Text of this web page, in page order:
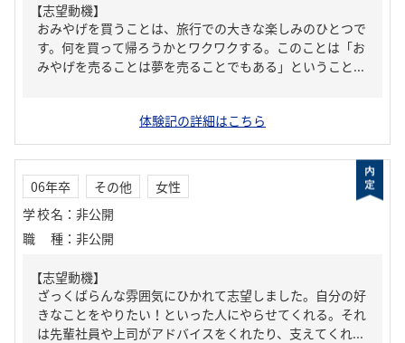
【志望動機】
おみやげを買うことは、旅行での大きな楽しみのひとつで
す。何を買って帰ろうかとワクワクする。このことは「お
みやげを売ることは夢を売ることでもある」ということ...
体験記の詳細はこちら
06年卒 その他
女性
学校名 ： 非公開
職種 ： 非公開
【志望動機】
ざっくばらんな雰囲気にひかれて志望しました。自分の好
きなことをやりたい！といった人にやらせてくれる。それ
は先輩社員や上司がアドバイスをくれたり、支えてくれ...